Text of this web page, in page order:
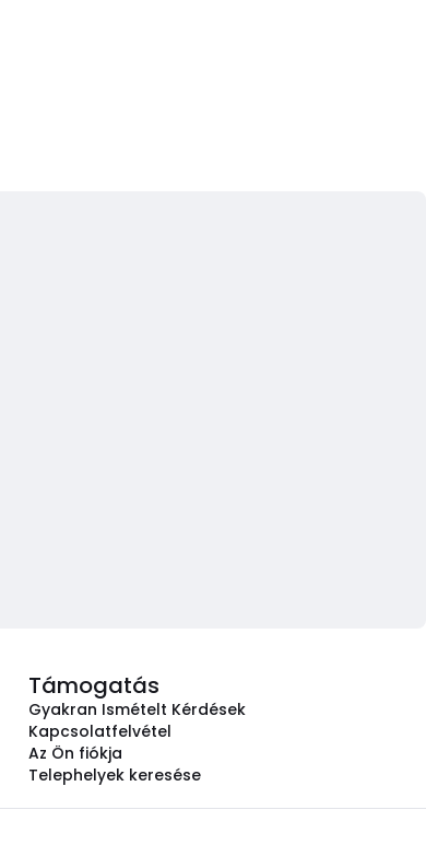
Támogatás
Gyakran Ismételt Kérdések
Kapcsolatfelvétel
Az Ön fiókja
Telephelyek keresése